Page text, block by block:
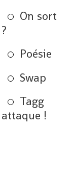
On sort
?
Poésie
Swap
Tagg
attaque !